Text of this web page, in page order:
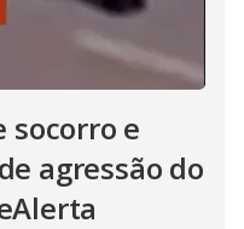
socorro e
agressão do